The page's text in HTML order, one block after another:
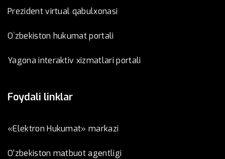
Prezident virtual qabulxonasi
O`zbekiston hukumat portali
Yagona interaktiv xizmatlari portali
Foydali linklar
«Elektron Hukumat» markazi
O’zbеkistоn mаtbuоt аgеntligi